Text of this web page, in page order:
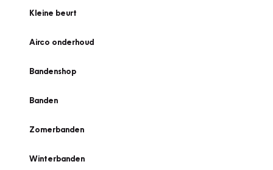
Kleine beurt
Airco onderhoud
Bandenshop
Banden
Zomerbanden
Winterbanden